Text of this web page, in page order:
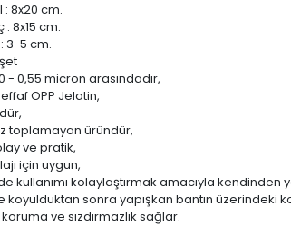
8x20 cm.
8x15 cm.
3-5 cm.
- 0,55 micron arasındadır,
OPP Jelatin,
toplamayan üründür,
ve pratik,
için uygun,
kullanımı kolaylaştırmak amacıyla kendinden
koyulduktan sonra yapışkan bantın üzerindeki
ve sızdırmazlık sağlar.